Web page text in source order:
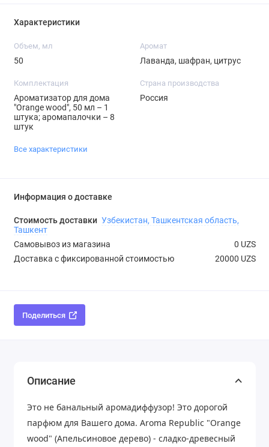
Характеристики
Объем, мл
50
Аромат
Лаванда, шафран, цитрус
Комплектация
Ароматизатор для дома
"Orange wood", 50 мл – 1
штука; аромапалочки – 8
штук
Страна производства
Россия
Все характеристики
Информация о доставке
Стоимость доставки Узбекистан, Ташкентская область,
Ташкент
Самовывоз из магазина
0 UZS
Доставка с фиксированной стоимостью
20000 UZS
Поделиться
Описание
Это не банальный аромадиффузор! Это дорогой
парфюм для Вашего дома. Aroma Republic "Orange
wood" (Апельсиновое дерево) - сладко-древесный